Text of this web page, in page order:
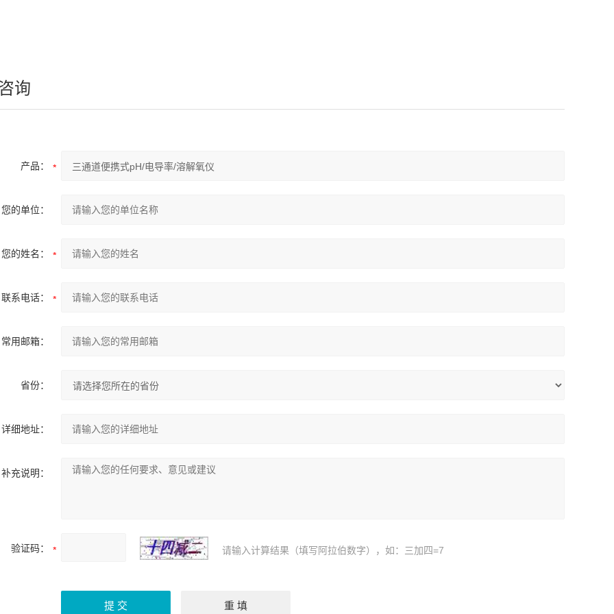
询
产品：
您的单位：
您的姓名：
联系电话：
常用邮箱：
省份：
详细地址：
补充说明：
验证码： 请输入计算结果（填写阿拉伯数字），如：三加四=7